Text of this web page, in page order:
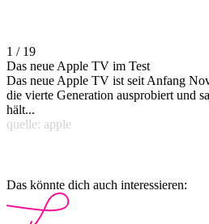
1 / 19
Das neue Apple TV im Test
Das neue Apple TV ist seit Anfang
die vierte Generation ausprobiert und
hält...
quelle: apple
Das könnte dich auch interessieren: